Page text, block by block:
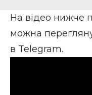
На відео нижче
можна
в Telegram.